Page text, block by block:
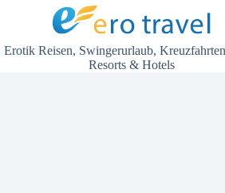
Erotik Reisen, Swingerurlaub,
Resorts & Hotels